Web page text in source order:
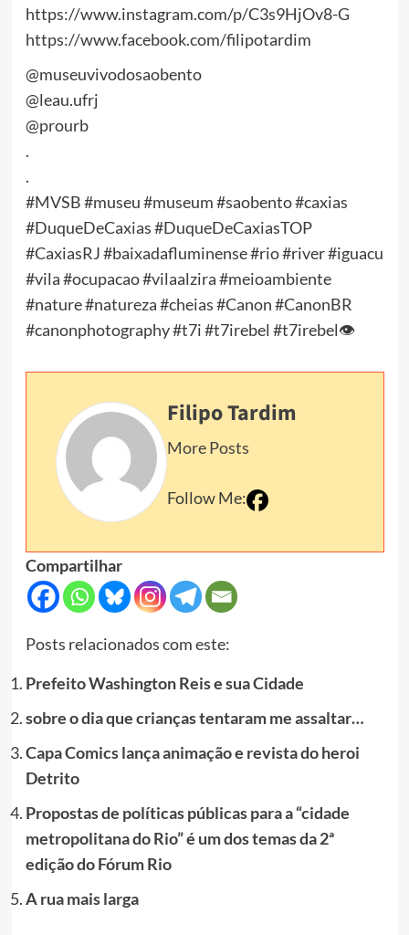
https://www.instagram.com/p/C3s9HjOv8-G
https://www.facebook.com/filipotardim
@museuvivodosaobento
@leau.ufrj
@prourb
.
.
#MVSB #museu #museum #saobento #caxias
#DuqueDeCaxias #DuqueDeCaxiasTOP
#CaxiasRJ #baixadafluminense #rio #river #iguacu
#vila #ocupacao #vilaalzira #meioambiente
#nature #natureza #cheias #Canon #CanonBR
#canonphotography #t7i #t7irebel #t7irebel👁
Filipo Tardim
More Posts
Follow Me:
Compartilhar
Posts relacionados com este:
Prefeito Washington Reis e sua Cidade
sobre o dia que crianças tentaram me assaltar…
Capa Comics lança animação e revista do heroi
Detrito
Propostas de políticas públicas para a “cidade
metropolitana do Rio” é um dos temas da 2ª
edição do Fórum Rio
A rua mais larga